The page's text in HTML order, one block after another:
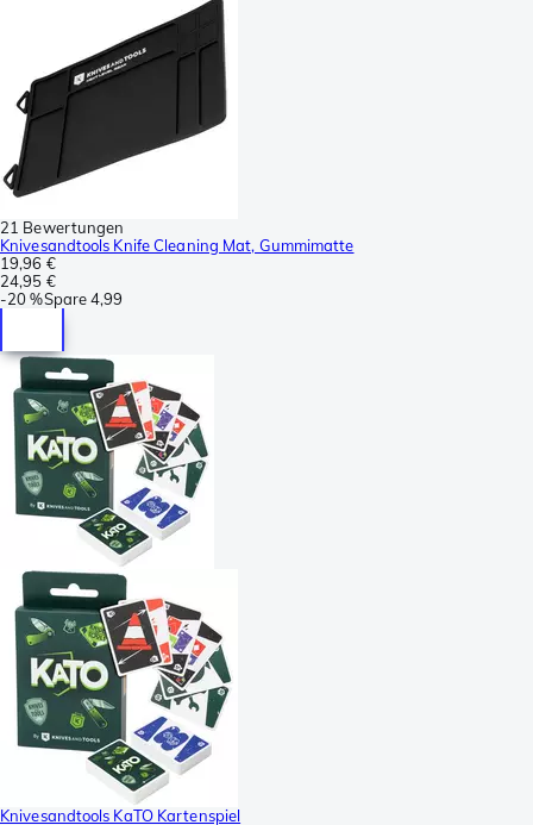
21 Bewertungen
Knivesandtools Knife Cleaning Mat, Gummimatte
19,96 €
24,95 €
-20 %Spare4,99
Knivesandtools KaTO Kartenspiel